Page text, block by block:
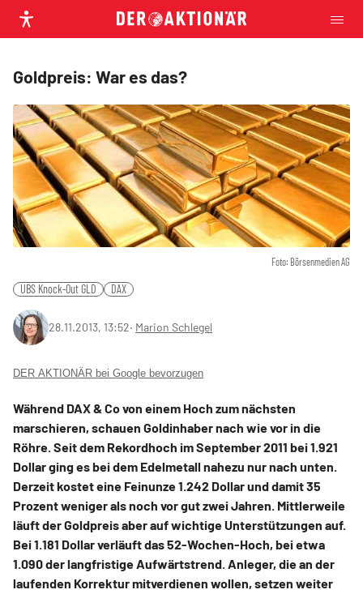
Goldpreis: War es das?
Foto: Börsenmedien AG
UBS Knock-Out GLD DAX
28.11.2013, 13:52‧ Marion Schlegel
DER AKTIONÄR bei Google bevorzugen
Während DAX & Co von einem Hoch zum nächsten
marschieren, schauen Goldinhaber nach wie vor in die
Röhre. Seit dem Rekordhoch im September 2011 bei 1.921
Dollar ging es bei dem Edelmetall nahezu nur nach unten.
Derzeit kostet eine Feinunze 1.242 Dollar und damit 35
Prozent weniger als noch vor gut zwei Jahren. Mittlerweile
läuft der Goldpreis aber auf wichtige Unterstützungen auf.
Bei 1.181 Dollar verläuft das 52-Wochen-Hoch, bei etwa
1.090 der langfristige Aufwärtstrend. Anleger, die an der
laufenden Korrektur mitverdienen wollen, setzen weiter